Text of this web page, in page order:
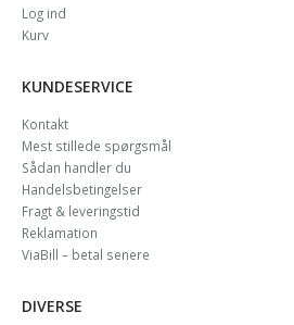
Log ind
Kurv
KUNDESERVICE
Kontakt
Mest stillede spørgsmål
Sådan handler du
Handelsbetingelser
Fragt & leveringstid
Reklamation
ViaBill – betal senere
DIVERSE